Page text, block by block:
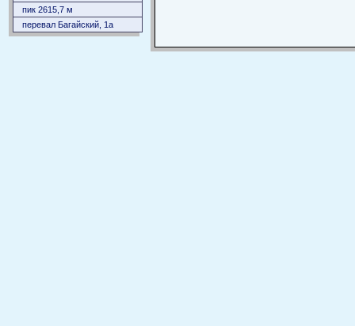
пик 2615,7 м
перевал Багайский, 1а